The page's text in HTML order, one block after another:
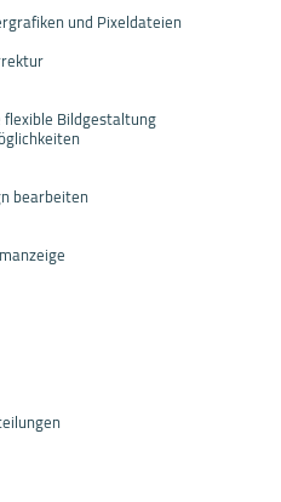
und Pixeldateien
Bildgestaltung
bearbeiten